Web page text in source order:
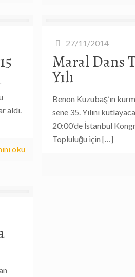
aldı.
oku
27/11/2014
Maral Dans
Yılı
Benon Kuzubaş’ın
sene 35. Yılını
20:00‘de İstanbul
Topluluğu için […]